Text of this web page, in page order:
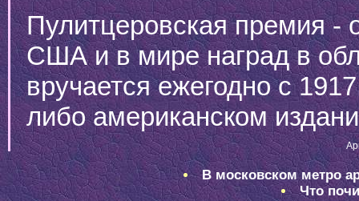
Пулитцеровская премия -
США и в мире наград в
вручается ежегодно с
либо американском
В московском метро
Что